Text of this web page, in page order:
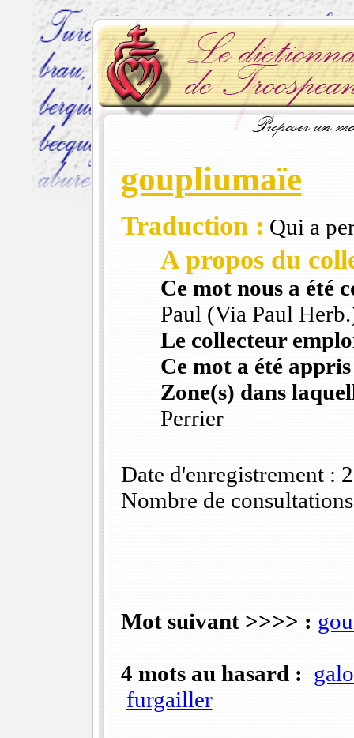
goupliumaïe
Traduction : Qui a
A propos du
Ce mot nous a été
Paul (Via Paul
Le collecteur
Ce mot a été
Zone(s) dans
Perrier
Date d'enregistrement :
Nombre de
Mot suivant >>>> :
4 mots au hasard :
furgailler